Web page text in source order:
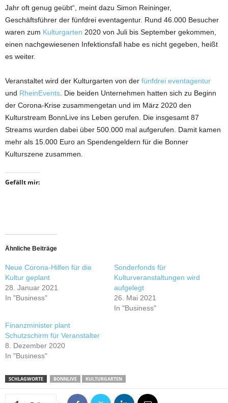
Jahr oft genug geübt“, meint dazu Simon Reininger,
Geschäftsführer der fünfdrei eventagentur. Rund 46.000 Besucher
waren zum Kulturgarten 2020 von Juli bis September gekommen,
einen nachgewiesenen Infektionsfall habe es nicht gegeben, heißt
es weiter.
Veranstaltet wird der Kulturgarten von der fünfdrei eventagentur
und RheinEvents . Die beiden Unternehmen hatten sich zu Beginn
der Corona-Krise zusammengetan und im März 2020 den
Kulturstream BonnLive ins Leben gerufen. Die insgesamt 87
Streams wurden dabei über 500.000 mal aufgerufen. Damit kamen
mehr als 15.000 Euro an Spendengeldern für die Bonner
Kulturszene zusammen.
Gefällt mir:
Ähnliche Beiträge
Neue Corona-Hilfen für die
Kultur geplant
28. Januar 2021
In "Business"
Sonderfonds für
Kulturveranstaltungen wird
aufgelegt
26. Mai 2021
In "Business"
Finanzminister plant
Schutzschirm für Veranstalter
8. Dezember 2020
In "Business"
SCHLAGWORTE BONNLIVE KULTURGARTEN